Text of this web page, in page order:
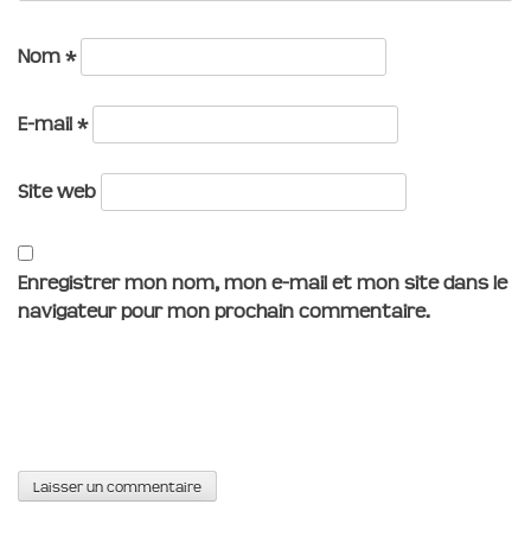
Nom *
E-mail *
Site web
Enregistrer mon nom, mon e-mail et mon site dans le
navigateur pour mon prochain commentaire.